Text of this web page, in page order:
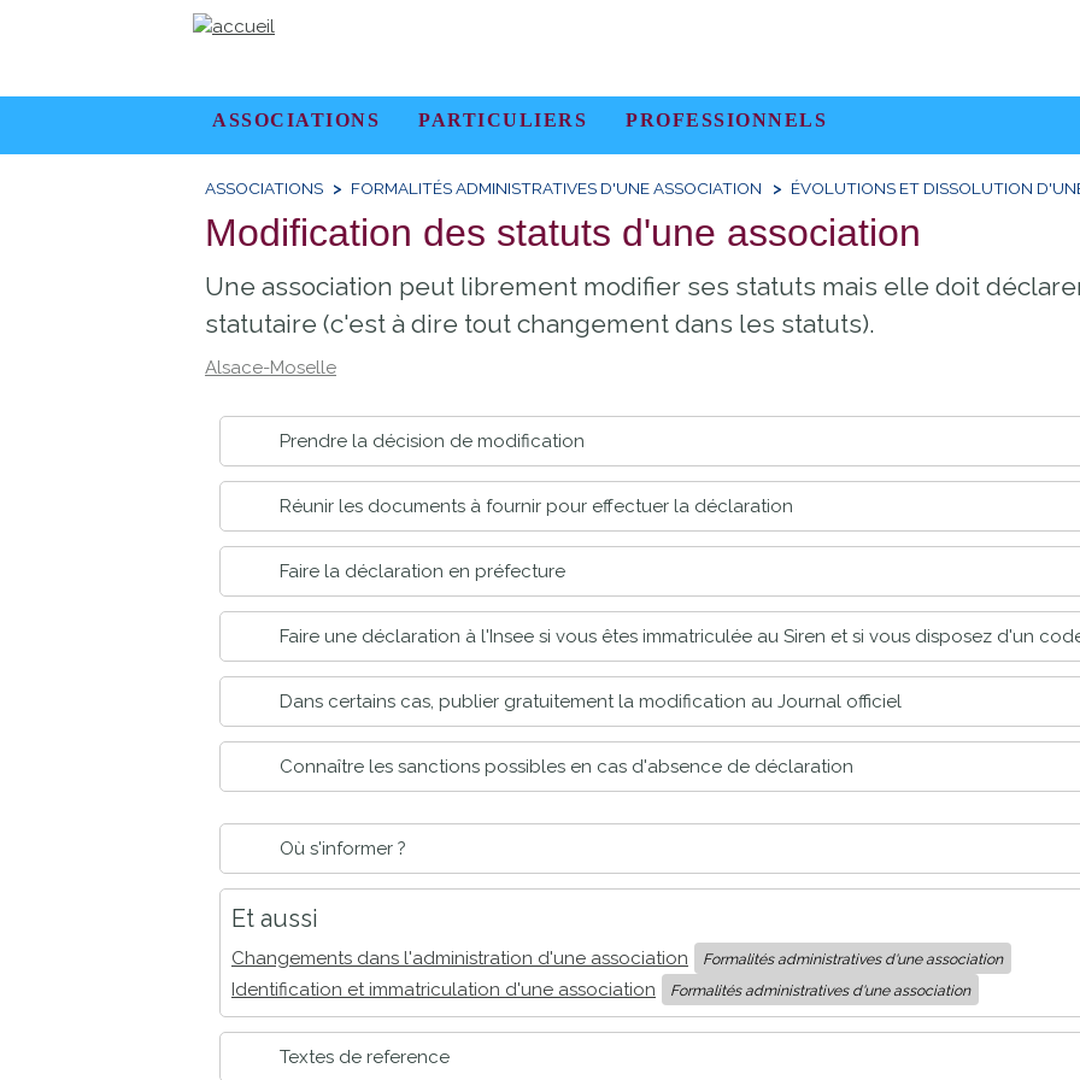
ASSOCIATIONS PARTICULIERS PROFESSIONNELS
ASSOCIATIONS FORMALITÉS ADMINISTRATIVES D'UNE ASSOCIATION ÉVOLUTIONS ET DISSOLUTION
Modification des statuts d'une association
Une association peut librement modifier ses statuts mais elle doit
statutaire (c'est à dire tout changement dans les statuts).
Alsace-Moselle
Prendre la décision de modification
Réunir les documents à fournir pour effectuer la déclaration
Faire la déclaration en préfecture
Faire une déclaration à l'Insee si vous êtes immatriculée au Siren et si vous disposez d'un
Dans certains cas, publier gratuitement la modification au Journal officiel
Connaître les sanctions possibles en cas d'absence de déclaration
Où s'informer ?
Et aussi
Changements dans l'administration d'une association Formalités administratives d'une association
Identification et immatriculation d'une association Formalités administratives d'une association
Textes de reference